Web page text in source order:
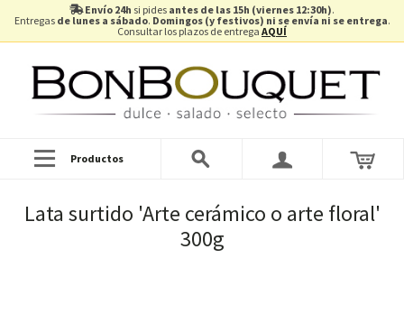
Envío 24h si pides antes de las 15h (viernes 12:30h).
Entregas de lunes a sábado. Domingos (y festivos) ni se envía ni se entrega.
Consultar los plazos de entrega AQUÍ
Productos
Lata surtido 'Arte cerámico o arte floral'
300g